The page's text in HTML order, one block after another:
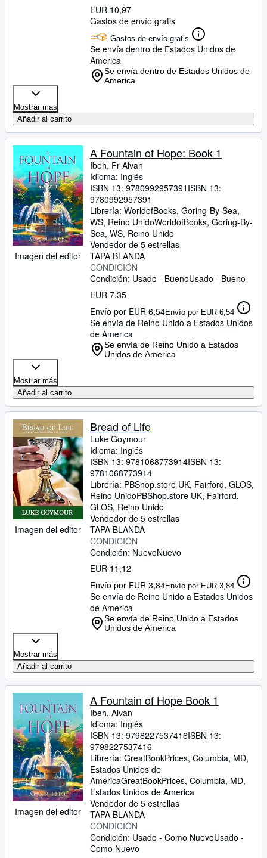
EUR 10,97
Gastos de envío gratis
Gastos de envío gratis
Se envía dentro de Estados Unidos de
America
Se envía dentro de Estados Unidos de
America
Mostrar más
Añadir al carrito
Imagen del editor
A Fountain of Hope: Book 1
Ibeh, Fr Alvan
Idioma: Inglés
ISBN 13: 9780992957391 ISBN 13:
9780992957391
Librería: WorldofBooks, Goring-By-Sea,
WS, Reino UnidoWorldofBooks, Goring-By-
Sea, WS, Reino Unido
Vendedor de 5 estrellas
TAPA BLANDA
CONDICIÓN
Condición: Usado - BuenoUsado - Bueno
EUR 7,35
Envío por EUR 6,54Envío por EUR 6,54
Se envía de Reino Unido a Estados Unidos
de America
Se envía de Reino Unido a Estados
Unidos de America
Mostrar más
Añadir al carrito
Imagen del editor
Bread of Life
Luke Goymour
Idioma: Inglés
ISBN 13: 9781068773914ISBN 13:
9781068773914
Librería: PBShop.store UK, Fairford, GLOS,
Reino UnidoPBShop.store UK, Fairford,
GLOS, Reino Unido
Vendedor de 5 estrellas
TAPA BLANDA
CONDICIÓN
Condición: NuevoNuevo
EUR 11,12
Envío por EUR 3,84Envío por EUR 3,84
Se envía de Reino Unido a Estados Unidos
de America
Se envía de Reino Unido a Estados
Unidos de America
Mostrar más
Añadir al carrito
Imagen del editor
A Fountain of Hope Book 1
Ibeh, Alvan
Idioma: Inglés
ISBN 13: 9798227537416ISBN 13:
9798227537416
Librería: GreatBookPrices, Columbia, MD,
Estados Unidos de
AmericaGreatBookPrices, Columbia, MD,
Estados Unidos de America
Vendedor de 5 estrellas
TAPA BLANDA
CONDICIÓN
Condición: Usado - Como NuevoUsado -
Como Nuevo